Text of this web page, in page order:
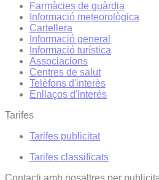
Farmàcies de guàrdia
Informació meteorològica
Cartellera
Informació general
Informació turística
Associacions
Centres de salut
Telèfons d'interès
Enllaços d'interés
Tarifes
Tarifes publicitat
Tarifes classificats